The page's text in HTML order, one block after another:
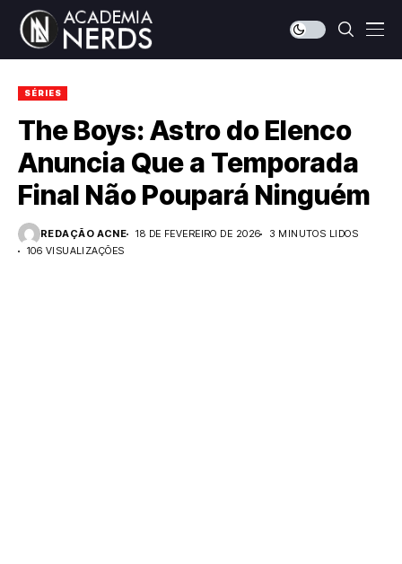
SÉRIES
The Boys: Astro do Elenco
Anuncia Que a Temporada
Final Não Poupará Ninguém
REDAÇÃO ACNE 18 DE FEVEREIRO DE 2026
3 MINUTOS LIDOS
106 VISUALIZAÇÕES